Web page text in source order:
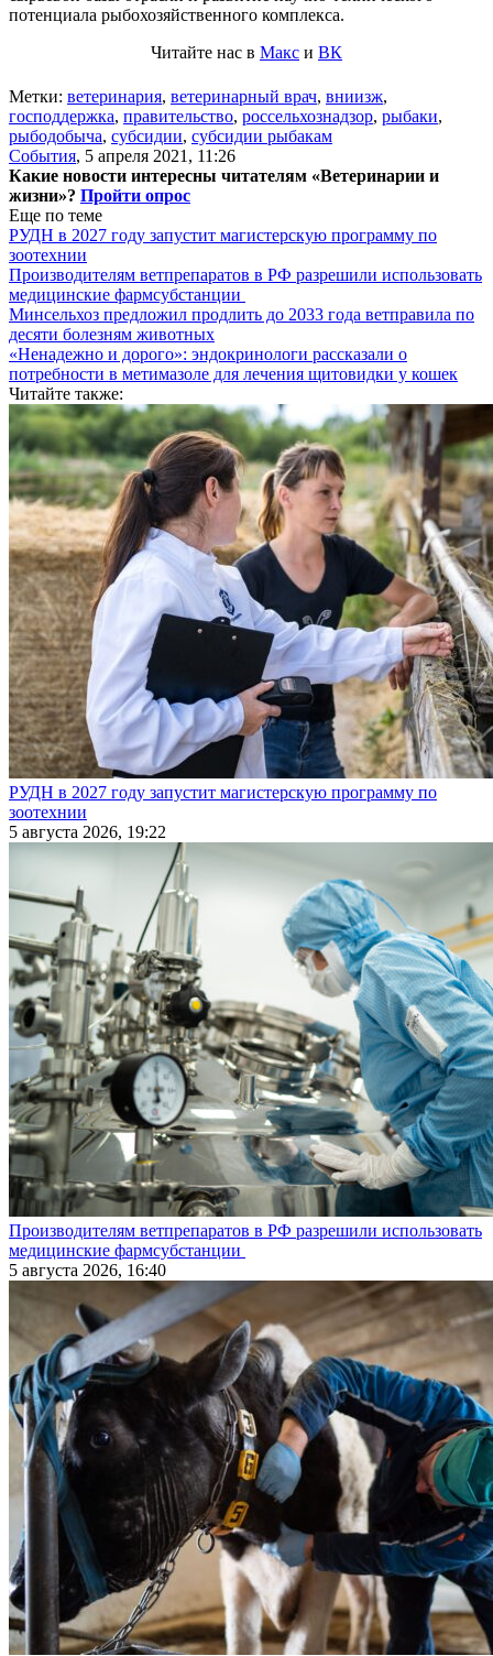
потенциала рыбохозяйственного комплекса.
Читайте нас в Макс и ВК
Метки: ветеринария, ветеринарный врач, вниизж,
господдержка, правительство, россельхознадзор, рыбаки,
рыбодобыча, субсидии, субсидии рыбакам
События, 5 апреля 2021, 11:26
Какие новости интересны читателям «Ветеринарии и
жизни»? Пройти опрос
Еще по теме
РУДН в 2027 году запустит магистерскую программу по
зоотехнии
Производителям ветпрепаратов в РФ разрешили использовать
медицинские фармсубстанции
Минсельхоз предложил продлить до 2033 года ветправила по
десяти болезням животных
«Ненадежно и дорого»: эндокринологи рассказали о
потребности в метимазоле для лечения щитовидки у кошек
Читайте также:
РУДН в 2027 году запустит магистерскую программу по
зоотехнии
5 августа 2026, 19:22
Производителям ветпрепаратов в РФ разрешили использовать
медицинские фармсубстанции
5 августа 2026, 16:40